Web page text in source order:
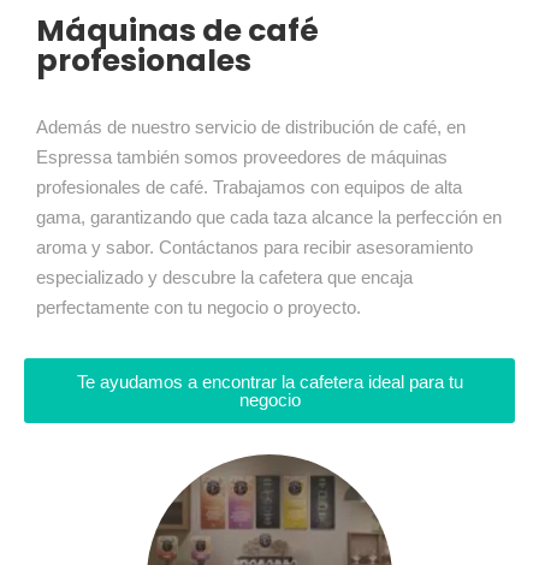
Máquinas de café
profesionales
Además de nuestro servicio de distribución de café, en
Espressa también somos proveedores de máquinas
profesionales de café. Trabajamos con equipos de alta
gama, garantizando que cada taza alcance la perfección en
aroma y sabor. Contáctanos para recibir asesoramiento
especializado y descubre la cafetera que encaja
perfectamente con tu negocio o proyecto.
Te ayudamos a encontrar la cafetera ideal para tu
negocio